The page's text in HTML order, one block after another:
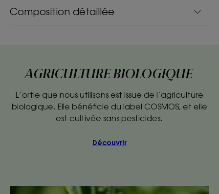
Composition détaillée
AGRICULTURE BIOLOGIQUE
L’ortie que nous utilisons est issue de l’agriculture
biologique. Elle bénéficie du label COSMOS, et elle
est cultivée sans pesticides.
Découvrir